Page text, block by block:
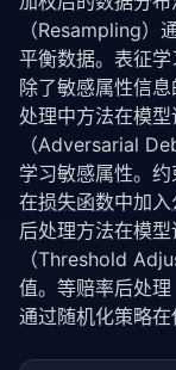
（Resampling）
平衡数据。表征
除了敏感属性信息
处理中方法在模
（Adversarial
学习敏感属性。
在损失函数中加入
后处理方法在模
（Threshold
值。等赔率后处
通过随机化策略